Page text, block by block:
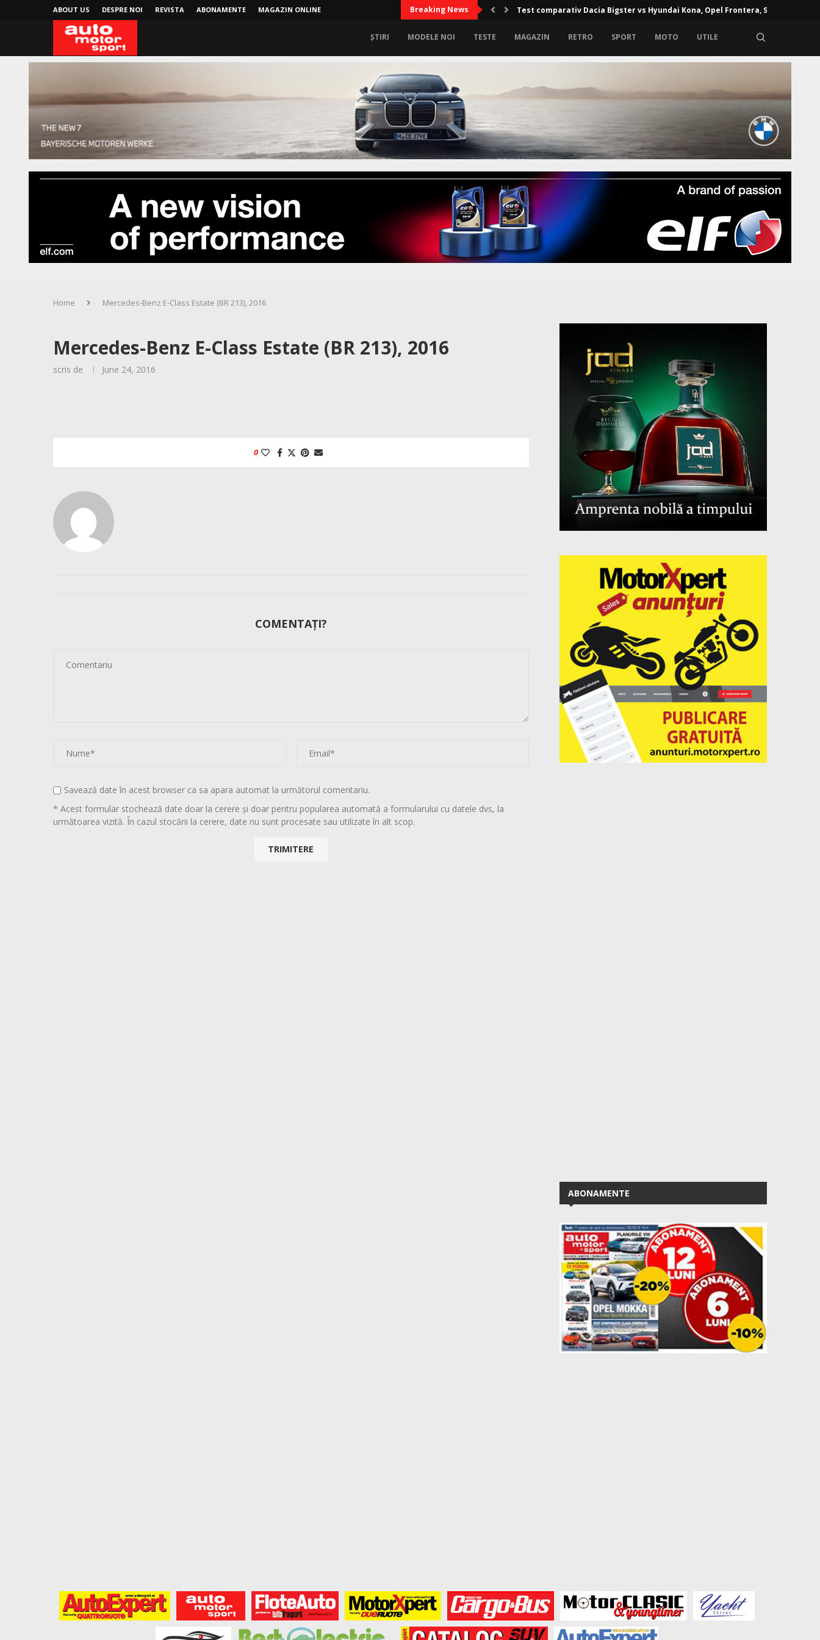
ABOUT US DESPRE NOI REVISTA ABONAMENTE MAGAZIN ONLINE Breaking News Test comparativ Dacia Bigster vs Hyundai Kona, Opel Frontera, Skoda...
ȘTIRI MODELE NOI TESTE MAGAZIN RETRO SPORT MOTO UTILE
Home Mercedes-Benz E-Class Estate (BR 213), 2016
Mercedes-Benz E-Class Estate (BR 213), 2016
scris de June 24, 2016
0
COMENTAȚI?
Savează date în acest browser ca sa apara automat la următorul comentariu.
* Acest formular stochează date doar la cerere și doar pentru popularea automată a formularului cu datele dvs, la
următoarea vizită. În cazul stocării la cerere, date nu sunt procesate sau utilizate în alt scop.
ABONAMENTE